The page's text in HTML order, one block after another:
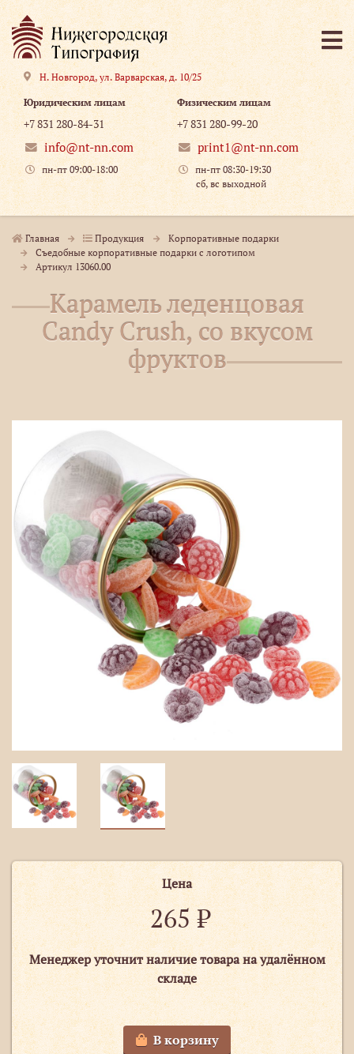
Н. Новгород, ул. Варварская, д. 10/25
Юридическим лицам
+7 831 280-84-31
info@nt-nn.com
пн-пт 09:00-18:00
Физическим лицам
+7 831 280-99-20
print1@nt-nn.com
пн-пт 08:30-19:30
сб, вс выходной
Главная Продукция
Корпоративные подарки
Съедобные корпоративные подарки с логотипом
Артикул 13060.00
Карамель леденцовая
Candy Crush, со вкусом
фруктов
Цена
265₽
Менеджер уточнит наличие товара на удалённом
складе
В корзину